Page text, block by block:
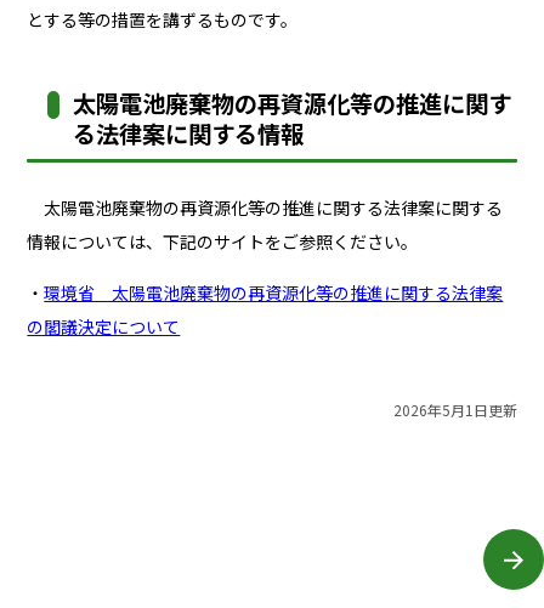
とする等の措置を講ずるものです。
太陽電池廃棄物の再資源化等の推進に関す
る法律案に関する情報
太陽電池廃棄物の再資源化等の推進に関する法律案に関する
情報については、下記のサイトをご参照ください。
・環境省 太陽電池廃棄物の再資源化等の推進に関する法律案
の閣議決定について
2026年5月1日更新